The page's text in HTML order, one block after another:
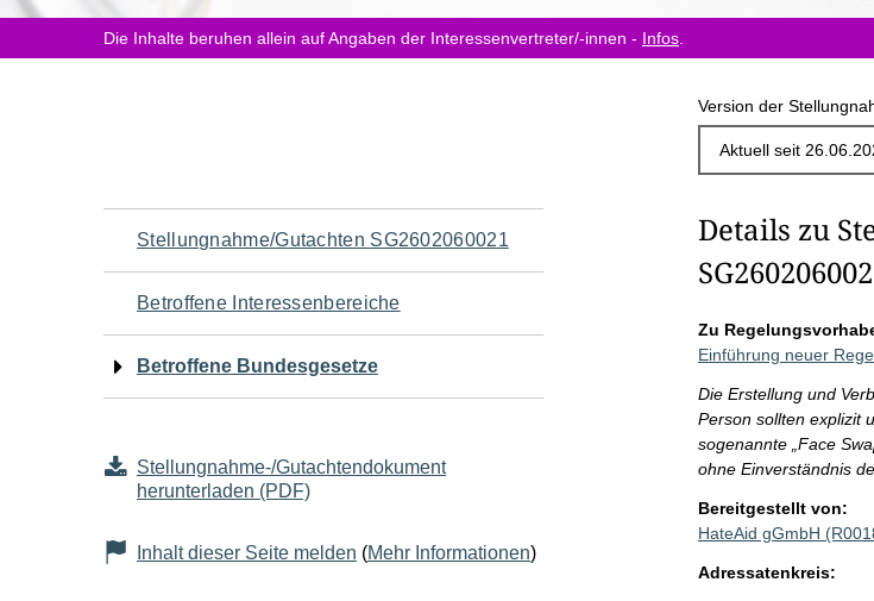
hier:Die Inhalte beruhen allein auf Angaben der Interessenvertreter/-innen - Infos
Version der
Navigation
für
den
Seiteninhalt
Stellungnahme/Gutachten SG2602060021
Betroffene Interessenbereiche
Betroffene Bundesgesetze
Stellungnahme-/Gutachtendokument
herunterladen (PDF)
Inhalt dieser Seite melden (Mehr Informationen)
Details zu
Zu
Einführung neuer
Die Erstellung und
Person sollten explizit
sogenannte „Face
ohne Einverständnis
Bereitgestellt von:
HateAid gGmbH
Adressatenkreis: